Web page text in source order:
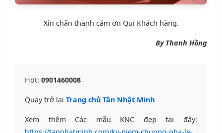
https://tannhatminh.com/ky-niem-chuong-pha-le-
dep/